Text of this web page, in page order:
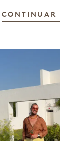
CONTINUAR